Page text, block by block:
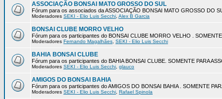
ASSOCIAÇÃO BONSAI MATO GROSSO DO SUL
Fórum para os associados da ASSOCIAÇÃO BONSAI MATO GROSSO DO
Moderadores SEKI - Elio Luis Secchi Alex B Garcia
BONSAI CLUBE MORRO VELHO
Fórum para os participantes do BONSAI CLUBE MORRO VELHO .
Moderadores Fernando Magalhães SEKI - Elio Luis Secchi
BAHIA BONSAI CLUBE
Fórum para os participantes do BAHIA BONSAI CLUBE. SOMENTE PARA
Moderadores SEKI - Elio Luis Secchi glauco
AMIGOS DO BONSAI BAHIA
Fórum para os participantes do AMIGOS DO BONSAI BAHIA . SOMENTE
Moderadores SEKI - Elio Luis Secchi Rafael Spinola